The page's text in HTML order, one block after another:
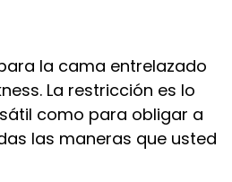
la cama entrelazado
La restricción es lo
como para obligar a
las maneras que usted